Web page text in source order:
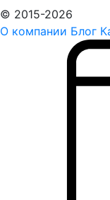
© 2015-2026
О компании Блог